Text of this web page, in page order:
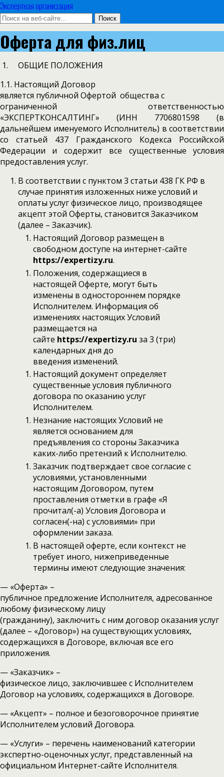
Экспертная организация
Оферта для физ.лиц
1. ОБЩИЕ ПОЛОЖЕНИЯ
1.1. Настоящий Договор
является публичной Офертой общества с
ограниченной ответственностью
«ЭКСПЕРТКОНСАЛТИНГ» (ИНН 7706801598 (в
дальнейшем именуемого Исполнитель) в соответствии
со статьей 437 Гражданского Кодекса Российской
Федерации и содержит все существенные условия
предоставления услуг.
В соответствии с пунктом 3 статьи 438 ГК РФ в
случае принятия изложенных ниже условий и
оплаты услуг физическое лицо, производящее
акцепт этой Оферты, становится Заказчиком
(далее – Заказчик).
Настоящий Договор размещен в
свободном доступе на интернет-сайте
https://expertizy.ru.
Положения, содержащиеся в
настоящей Оферте, могут быть
изменены в одностороннем порядке
Исполнителем. Информация об
изменениях настоящих Условий
размещается на
сайте https://expertizy.ru за 3 (три)
календарных дня до
введения изменений.
Настоящий документ определяет
существенные условия публичного
договора по оказанию услуг
Исполнителем.
Незнание настоящих Условий не
является основанием для
предъявления со стороны Заказчика
каких-либо претензий к Исполнителю.
Заказчик подтверждает свое согласие с
условиями, установленными
настоящим Договором, путем
проставления отметки в графе «Я
прочитал(-а) Условия Договора и
согласен(-на) с условиями» при
оформлении заказа.
В настоящей оферте, если контекст не
требует иного, нижеприведенные
термины имеют следующие значения:
— «Оферта» –
публичное предложение Исполнителя, адресованное
любому физическому лицу
(гражданину), заключить с ним договор оказания услуг
(далее – «Договор») на существующих условиях,
содержащихся в Договоре, включая все его
приложения.
— «Заказчик» –
физическое лицо, заключившее с Исполнителем
Договор на условиях, содержащихся в Договоре.
— «Акцепт» – полное и безоговорочное принятие
Исполнителем условий Договора.
— «Услуги» – перечень наименований категории
экспертно-оценочных услуг, представленный на
официальном Интернет-сайте Исполнителя.